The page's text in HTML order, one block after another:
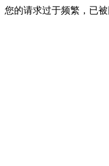
您的请求过于频繁，已